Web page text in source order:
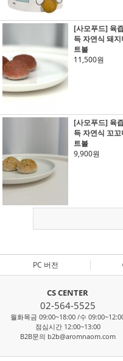
[사모푸드] 육
득 자연식 돼지
트볼
11,500원
[사모푸드] 육
득 자연식 꼬꼬
트볼
9,900원
PC 버전
CS CENTER
02-564-5525
월화목금 09:00~18:00 /수
점심시간 12:00~13:00
B2B문의 b2b@aromnaom.com